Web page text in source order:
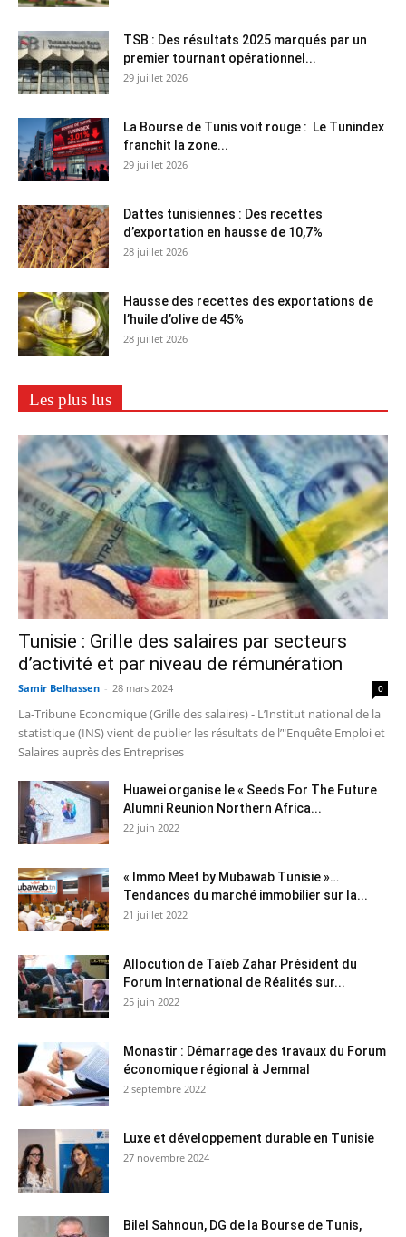
TSB : Des résultats 2025 marqués par un
premier tournant opérationnel...
29 juillet 2026
La Bourse de Tunis voit rouge : Le Tunindex
franchit la zone...
29 juillet 2026
Dattes tunisiennes : Des recettes
d’exportation en hausse de 10,7%
28 juillet 2026
Hausse des recettes des exportations de
l’huile d’olive de 45%
28 juillet 2026
Les plus lus
Tunisie : Grille des salaires par secteurs
d’activité et par niveau de rémunération
Samir Belhassen - 28 mars 2024 0
La-Tribune Economique (Grille des salaires) - L’Institut national de la
statistique (INS) vient de publier les résultats de l’"Enquête Emploi et
Salaires auprès des Entreprises
Huawei organise le « Seeds For The Future
Alumni Reunion Northern Africa...
22 juin 2022
« Immo Meet by Mubawab Tunisie »…
Tendances du marché immobilier sur la...
21 juillet 2022
Allocution de Taïeb Zahar Président du
Forum International de Réalités sur...
25 juin 2022
Monastir : Démarrage des travaux du Forum
économique régional à Jemmal
2 septembre 2022
Luxe et développement durable en Tunisie
27 novembre 2024
Bilel Sahnoun, DG de la Bourse de Tunis,